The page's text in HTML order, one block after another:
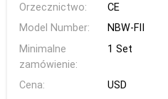
Orzecznictwo:
CE
Model Number:
NBW-FII
Minimalne
zamówienie:
1 Set
Cena:
USD